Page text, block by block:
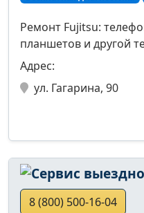
Ремонт Fujitsu:
планшетов и другой
Адрес:
ул. Гагарина, 90
8 (800) 500-16-04